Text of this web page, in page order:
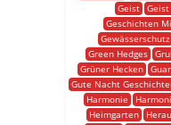
Geist Geist
Geschichten
Gewässerschutz
Green Hedges
Grüner Hecken
Gute Nacht
Harmonie
Heimgarten